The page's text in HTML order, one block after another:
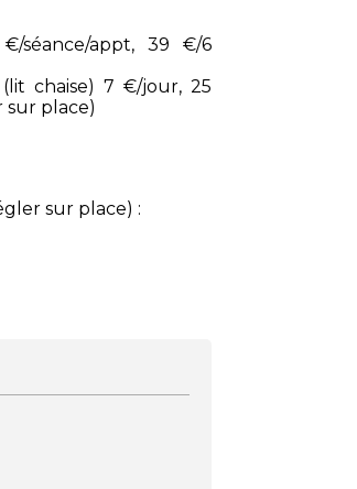
séance/appt, 39 €/6
chaise) 7 €/jour, 25
sur place)
sur place) :